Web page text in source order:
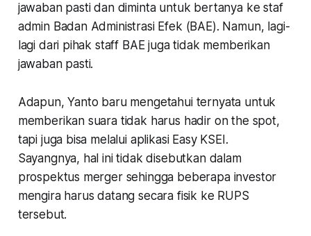
jawaban pasti dan diminta untuk bertanya ke staf
admin Badan Administrasi Efek (BAE). Namun, lagi-
lagi dari pihak staff BAE juga tidak memberikan
jawaban pasti.
Adapun, Yanto baru mengetahui ternyata untuk
memberikan suara tidak harus hadir on the spot,
tapi juga bisa melalui aplikasi Easy KSEI.
Sayangnya, hal ini tidak disebutkan dalam
prospektus merger sehingga beberapa investor
mengira harus datang secara fisik ke RUPS
tersebut.